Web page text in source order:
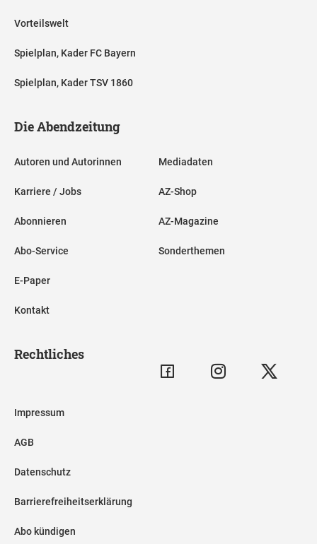
Vorteilswelt
Spielplan, Kader FC Bayern
Spielplan, Kader TSV 1860
Die Abendzeitung
Autoren und Autorinnen
Karriere / Jobs
Abonnieren
Abo-Service
E-Paper
Kontakt
Mediadaten
AZ-Shop
AZ-Magazine
Sonderthemen
Rechtliches
Impressum
AGB
Datenschutz
Barrierefreiheitserklärung
Abo kündigen